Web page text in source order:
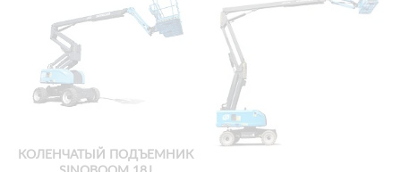
КОЛЕНЧАТЫЙ ПОДЪЕМНИК